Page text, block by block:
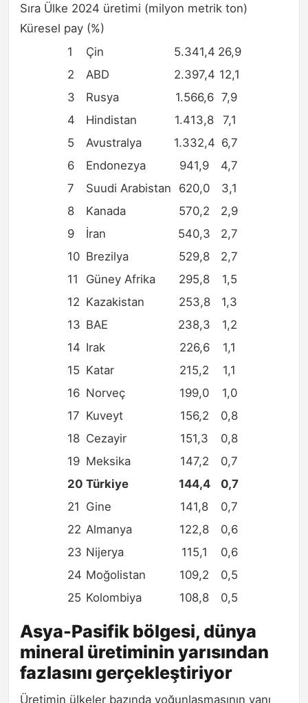
Sıra Ülke 2024 üretimi (milyon metrik ton)
Küresel pay (%)
1
Çin 5.341,4 26,9
2
ABD 2.397,4 12,1
3
Rusya 1.566,6 7,9
4
Hindistan 1.413,8
7,1
5
Avustralya 1.332,4 6,7
6
Endonezya 941,9
4,7
7
Suudi Arabistan 620,0
3,1
8
Kanada 570,2
2,9
9
İran 540,3
2,7
10 Brezilya 529,8
2,7
11
Güney Afrika 295,8
1,5
12 Kazakistan 253,8
1,3
13 BAE 238,3
1,2
14 Irak 226,6
1,1
15 Katar 215,2
1,1
16 Norveç 199,0
1,0
17 Kuveyt 156,2
0,8
18 Cezayir 151,3
0,8
19 Meksika 147,2
0,7
20 Türkiye 144,4
0,7
21 Gine 141,8
0,7
22 Almanya 122,8
0,6
23 Nijerya 115,1
0,6
24 Moğolistan 109,2
0,5
25 Kolombiya 108,8 0,5
Asya-Pasifik bölgesi, dünya
mineral üretiminin yarısından
fazlasını gerçekleştiriyor
Üretimin ülkeler bazında yoğunlaşmasının yanı